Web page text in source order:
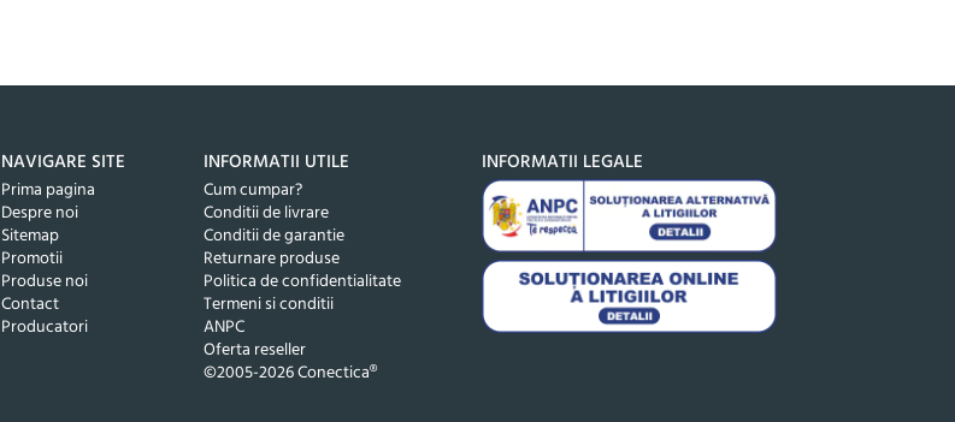
NAVIGARE SITE
Prima pagina
Despre noi
Sitemap
Promotii
Produse noi
Contact
Producatori
INFORMATII UTILE
Cum cumpar?
Conditii de livrare
Conditii de garantie
Returnare produse
Politica de confidentialitate
Termeni si conditii
ANPC
Oferta reseller
©2005-2026 Conectica®
INFORMATII LEGALE